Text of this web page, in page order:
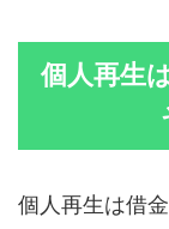
個人再生
個人再生は借